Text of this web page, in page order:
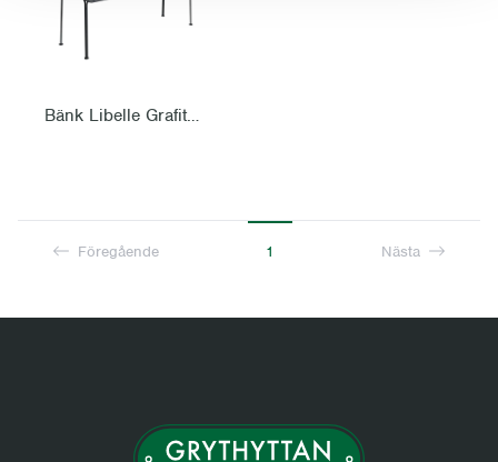
Bänk Libelle Grafitgrå
Föregående 1 Nästa